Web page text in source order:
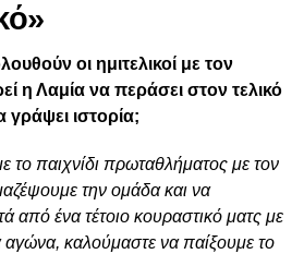
οι ημιτελικοί με τον
η Λαμία να περάσει στον τελικό
γράψει ιστορία;
παιχνίδι πρωταθλήματος με τον
την ομάδα και να
από ένα τέτοιο κουραστικό ματς με
καλούμαστε να παίξουμε το